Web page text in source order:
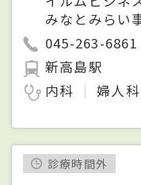
みなとみらい
045-263-6861
新高島駅
内科
婦人科
診療時間外